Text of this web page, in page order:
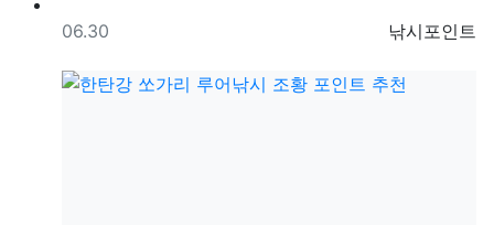
등록자
낚시포인트
등록일
06.30